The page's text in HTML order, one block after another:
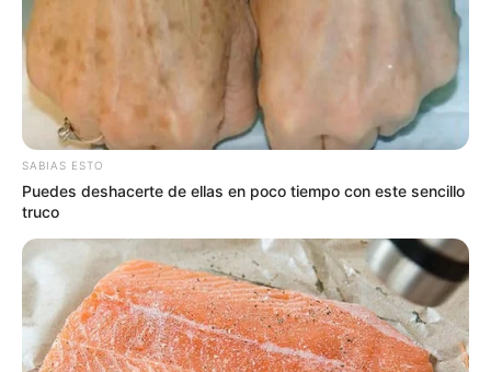
autoridades insistieron que la vía tendrá un
acompañamiento especial para estas próximas horas,
permitiendo la movilidad de miles de personas antes de
Año Nuevo
”, destacó.
En esa zona de Antioquiadelinquen diversos grupos
armados como Clan del Golfo, Los Caparros, el ELN y las
Le puede interesar:¡Atención Bello! Este miércoles en
algunos sectores van a quitar el agua
Entre tanto, el general aseguró que con este tipo de actos
terroristas, las bandas residuales buscan publicidad en
los medios de comunicación,razón por la que atacan a
SABIAS ESTO
Puedes deshacerte de ellas en poco tiempo con este sencillo
truco